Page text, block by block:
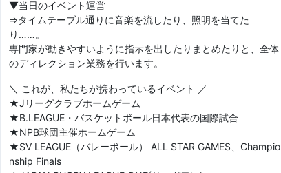
▼当日のイベント運営
⇒タイムテーブル通りに音楽を流したり、照明を当てた
り……。
専門家が動きやすいように指示を出したりまとめたりと、全体
のディレクション業務を行います。
＼ これが、私たちが携わっているイベント ／
★Jリーグクラブホームゲーム
★B.LEAGUE・バスケットボール日本代表の国際試合
★NPB球団主催ホームゲーム
★SV LEAGUE（バレーボール） ALL STAR GAMES、Champio
nship Finals